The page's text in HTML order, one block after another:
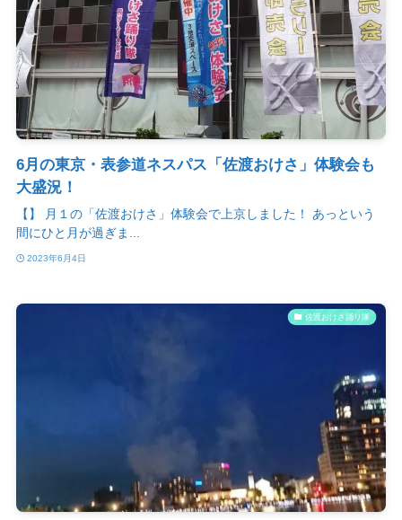
6月の東京・表参道ネスパス「佐渡おけさ」体験会も
大盛況！
【】 月１の「佐渡おけさ」体験会で上京しました！ あっという
間にひと月が過ぎま...
2023年6月4日
佐渡おけさ踊り隊